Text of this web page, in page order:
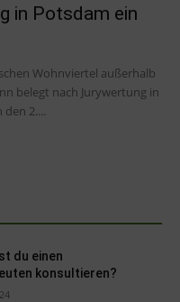
in Potsdam ein
Wohnviertel außerhalb
belegt nach Jurywertung in
2....
du einen
konsultieren?